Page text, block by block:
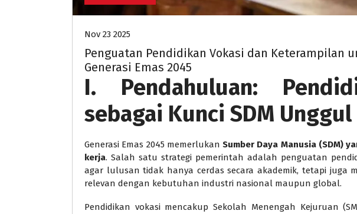
Nov 23 2025
Penguatan Pendidikan Vokasi dan Keterampilan
Generasi Emas 2045
I. Pendahuluan:
sebagai Kunci SDM Unggul
Generasi Emas 2045 memerlukanSumber Daya Manusia (SDM)
kerja. Salah satu strategi pemerintah adalah penguatan
agar lulusan tidak hanya cerdas secara akademik, tetapi juga
relevan dengan kebutuhan industri nasional maupun global.
Pendidikan vokasi mencakup Sekolah Menengah Kejuruan